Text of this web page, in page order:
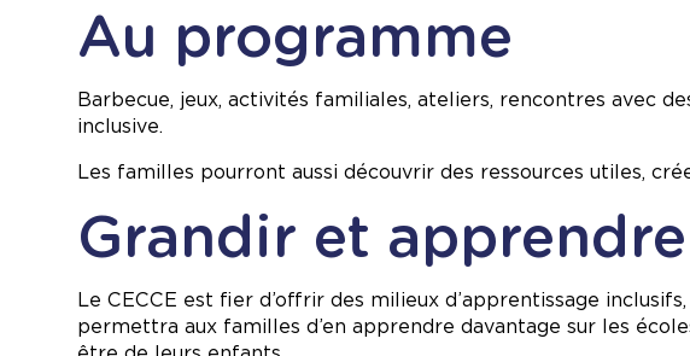
Au programme
Barbecue, jeux, activités familiales, ateliers, rencontres avec
inclusive.
Les familles pourront aussi découvrir des ressources utiles,
Grandir et
Le CECCE est fier d’offrir des milieux d’apprentissage
permettra aux familles d’en apprendre davantage sur les